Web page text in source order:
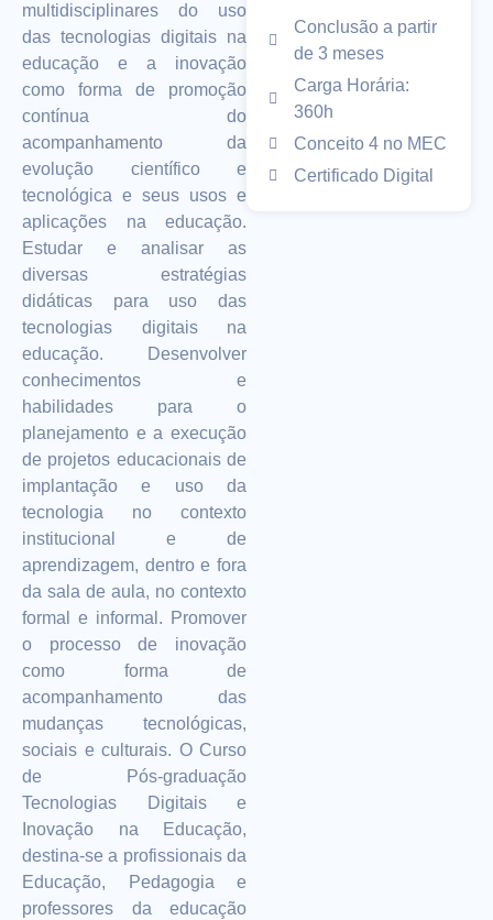
multidisciplinares do uso
das tecnologias digitais na
educação e a inovação
como forma de promoção
contínua do
acompanhamento da
evolução científico e
tecnológica e seus usos e
aplicações na educação.
Estudar e analisar as
diversas estratégias
didáticas para uso das
tecnologias digitais na
educação. Desenvolver
conhecimentos e
habilidades para o
planejamento e a execução
de projetos educacionais de
implantação e uso da
tecnologia no contexto
institucional e de
aprendizagem, dentro e fora
da sala de aula, no contexto
formal e informal. Promover
o processo de inovação
como forma de
acompanhamento das
mudanças tecnológicas,
sociais e culturais. O Curso
de Pós-graduação
Tecnologias Digitais e
Inovação na Educação,
destina-se a profissionais da
Educação, Pedagogia e
professores da educação
Conclusão a partir
de 3 meses
Carga Horária:
360h
Conceito 4 no MEC
Certificado Digital